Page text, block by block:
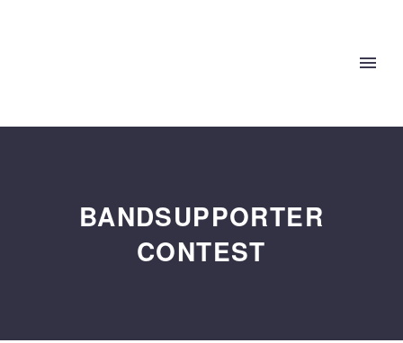
BANDSUPPORTER
CONTEST